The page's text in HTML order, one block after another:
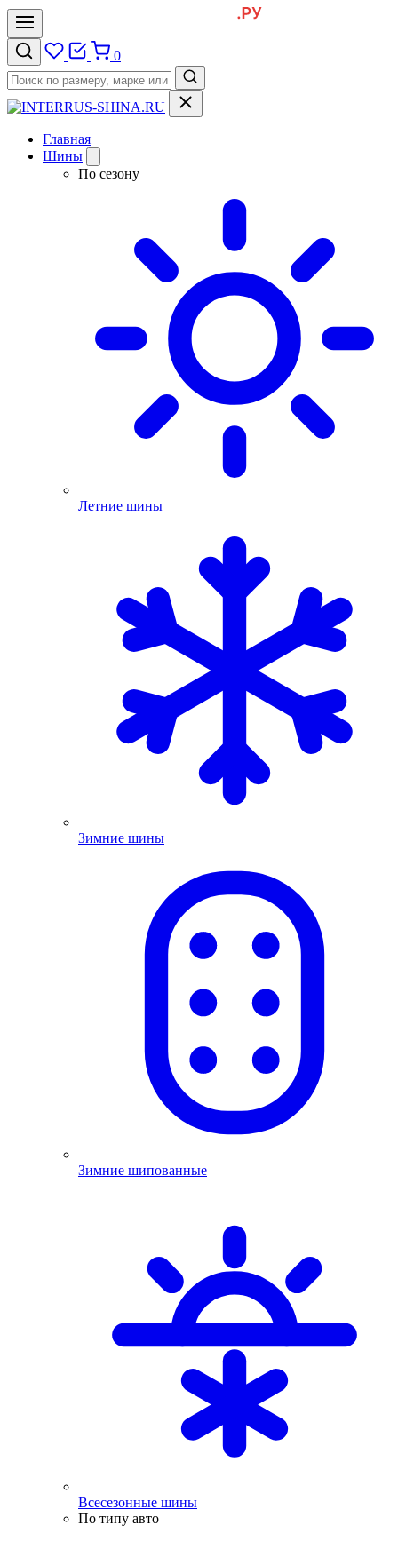
0
Главная
Шины
По сезону
Летние шины
Зимние шины
Зимние шипованные
Всесезонные шины
По типу авто